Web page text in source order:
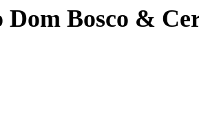
Dom Bosco &